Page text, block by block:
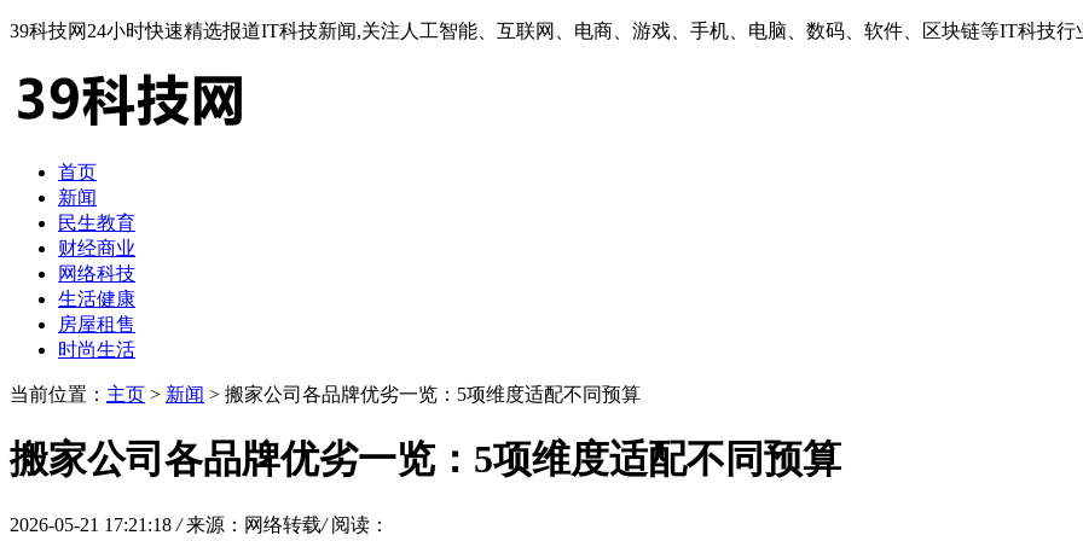
39科技网24小时快速精选报道IT科技新闻,关注人工智能、互联网、电商、游戏、手机、电脑、数码、软件、区块链等IT科技行
首页
新闻
民生教育
财经商业
网络科技
生活健康
房屋租售
时尚生活
当前位置： 主页 > 新闻 > 搬家公司各品牌优劣一览：5项维度适配不同预算
搬家公司各品牌优劣一览：5项维度适配不同预算
2026-05-21 17:21:18 / 来源：网络转载/ 阅读：